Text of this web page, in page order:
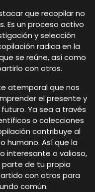
que recopilar no
Es un proceso activo
y selección
radica en la
se reúne, así como
con otros.
atemporal que nos
el presente y
Ya sea a través
o colecciones
contribuye al
humano. Así que la
interesante o valioso,
parte de tu propia
con otros para
común.